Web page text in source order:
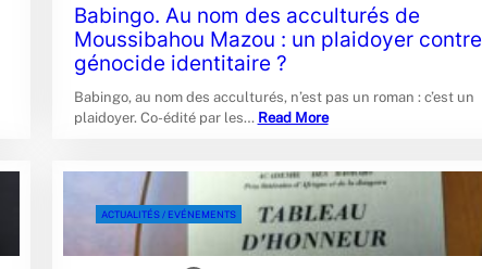
Babingo. Au nom des acculturés de
Moussibahou Mazou : un plaidoyer
génocide identitaire ?
Babingo, au nom des acculturés, n’est pas un roman : c’est un
plaidoyer. Co-édité par les… Read More
ACTUALITÉS / EVÉNEMENTS